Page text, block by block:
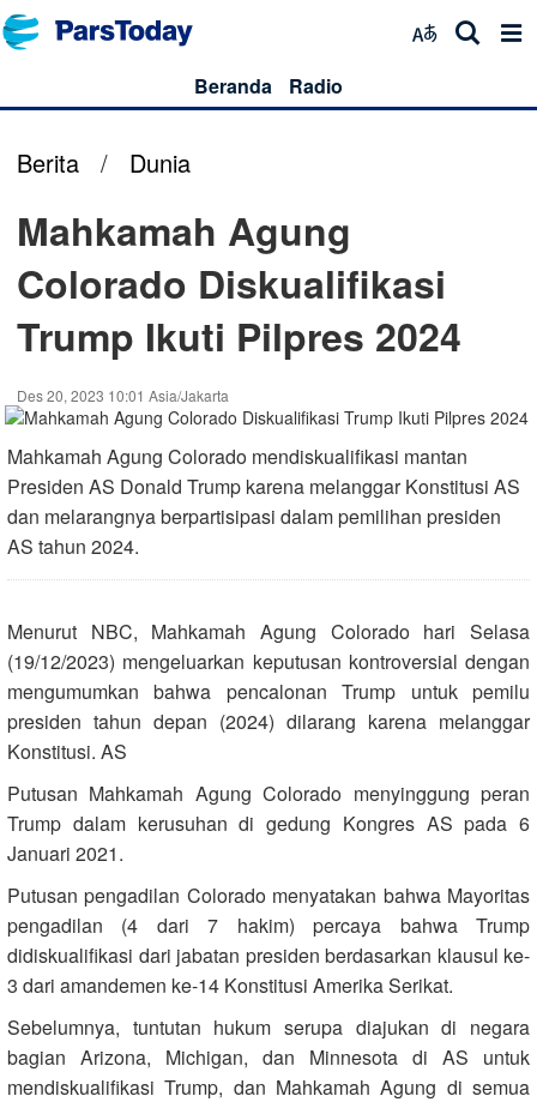
Beranda Radio
Berita / Dunia
Mahkamah Agung
Colorado Diskualifikasi
Trump Ikuti Pilpres 2024​
Des 20, 2023 10:01 Asia/Jakarta
Mahkamah Agung Colorado mendiskualifikasi mantan
Presiden AS Donald Trump karena melanggar Konstitusi AS
dan melarangnya berpartisipasi dalam pemilihan presiden
AS tahun 2024.
Menurut NBC, Mahkamah Agung Colorado hari Selasa
(19/12/2023) mengeluarkan keputusan kontroversial dengan
mengumumkan bahwa pencalonan Trump untuk pemilu
presiden tahun depan (2024) dilarang karena melanggar
Konstitusi. AS​
Putusan Mahkamah Agung Colorado menyinggung peran
Trump dalam kerusuhan di gedung Kongres AS pada 6
Januari 2021.
Putusan pengadilan Colorado menyatakan bahwa Mayoritas
pengadilan (4 dari 7 hakim) percaya bahwa Trump
didiskualifikasi dari jabatan presiden berdasarkan klausul ke-
3 dari amandemen ke-14 Konstitusi Amerika Serikat.
Sebelumnya, tuntutan hukum serupa diajukan di negara
bagian Arizona, Michigan, dan Minnesota di AS untuk
mendiskualifikasi Trump, dan Mahkamah Agung di semua